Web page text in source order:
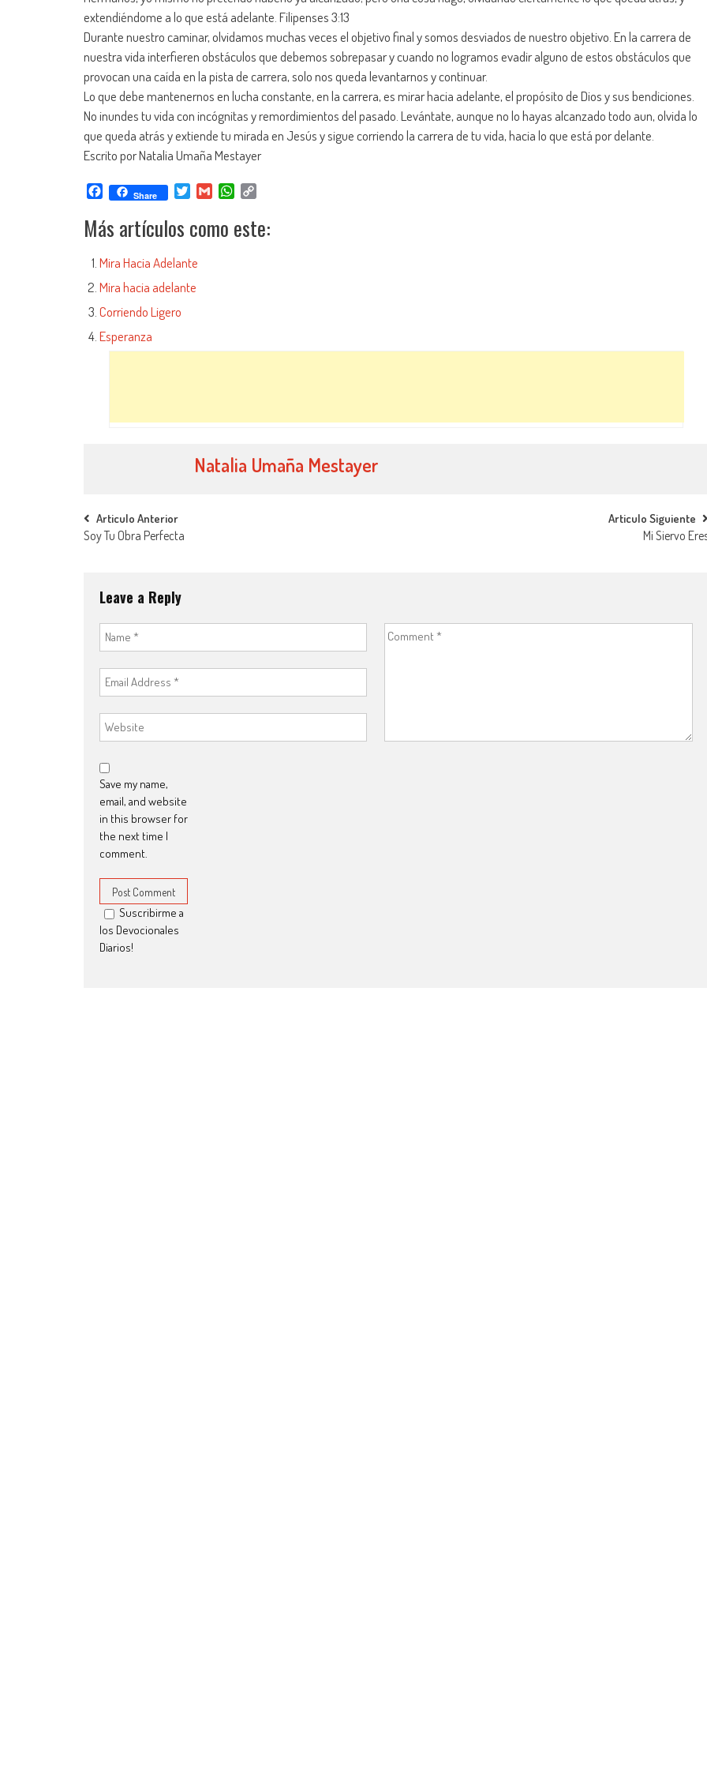
extendiéndome a lo que está adelante. Filipenses 3:13
Durante nuestro caminar, olvidamos muchas veces el objetivo final y somos desviados de nuestro objetivo. En la carrera de
nuestra vida interfieren obstáculos que debemos sobrepasar y cuando no logramos evadir alguno de estos obstáculos que
provocan una caída en la pista de carrera, solo nos queda levantarnos y continuar.
Lo que debe mantenernos en lucha constante, en la carrera, es mirar hacia adelante, el propósito de Dios y sus bendiciones.
No inundes tu vida con incógnitas y remordimientos del pasado. Levántate, aunque no lo hayas alcanzado todo aun, olvida lo
que queda atrás y extiende tu mirada en Jesús y sigue corriendo la carrera de tu vida, hacia lo que está por delante.
Escrito por Natalia Umaña Mestayer
Facebook
Share TwitterGmail WhatsApp
Más artículos como este:
Mira Hacia Adelante
Mira hacia adelante
Corriendo Ligero
Esperanza
Natalia Umaña Mestayer
Post navigation
Articulo Anterior
Soy Tu Obra Perfecta
Articulo Siguiente
Mi Siervo
Leave a Reply
Save my name,
email, and website
in this browser for
the next time I
comment.
Suscribirme a
los Devocionales
Diarios!